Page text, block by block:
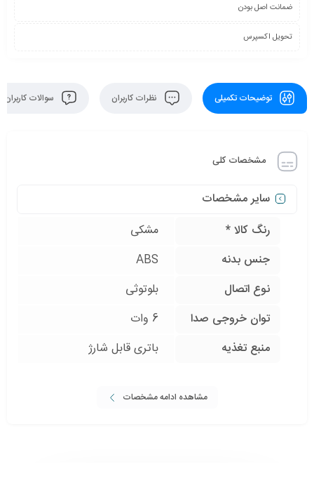
ضمانت اصل بودن
تحویل اکسپرس
توضیحات تکمیلی نظرات کاربران سوالات کاربران
مشخصات کلی
سایر مشخصات
رنگ کالا *
مشکی
جنس بدنه
ABS
نوع اتصال
بلوتوثی
توان خروجی صدا
6 وات
منبع تغذیه
باتری قابل شارژ
مشاهده ادامه مشخصات